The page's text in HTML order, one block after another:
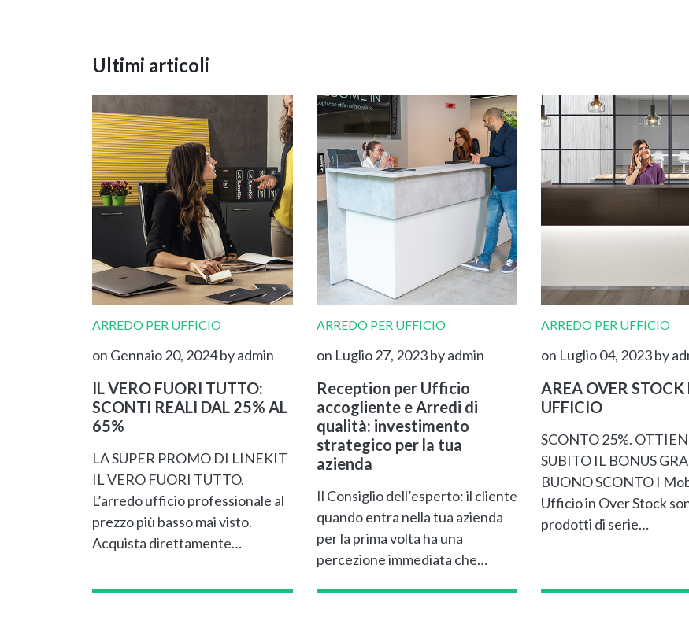
Ultimi articoli
ARREDO PER UFFICIO
on Gennaio 20, 2024by admin
IL VERO FUORI TUTTO:
SCONTI REALI DAL 25% AL
65%
LA SUPER PROMO DI LINEKIT
IL VERO FUORI TUTTO.
L’arredo ufficio professionale al
prezzo più basso mai visto.
Acquista direttamente…
ARREDO PER UFFICIO
on Luglio 27, 2023by admin
Reception per Ufficio
accogliente e Arredi di
qualità: investimento
strategico per la tua
azienda
Il Consiglio dell’esperto: il cliente
quando entra nella tua azienda
per la prima volta ha una
percezione immediata che…
ARREDO PER UFFICIO
on Luglio 04, 2023by
AREA OVER
UFFICIO
SCONTO 25%.
SUBITO IL BONUS
BUONO SCONTO I
Ufficio in Over Stock
prodotti di serie…